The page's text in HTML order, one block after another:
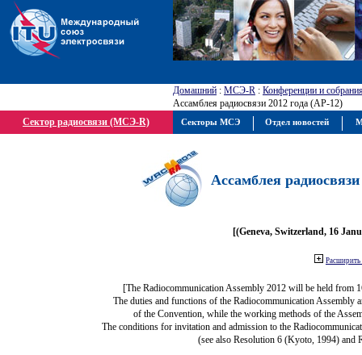
Домашний : МСЭ-R : Конференции и
Ассамблея радиосвязи 2012 года (АР-12)
Сектор радиосвязи (МСЭ-R)
Ассамблея
[(Geneva, Switzerland, 16
Расширить
[The Radiocommunication Assembly 2012 will be held from
The duties and functions of the Radiocommunication
of the Convention, while the working methods of the
The conditions for invitation and admission to the
(see also Resolution 6 (Kyoto, 1994) and
Секторы МСЭ Отдел новостей